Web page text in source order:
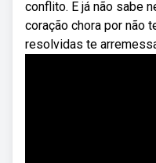
conflito. E já não sabe
coração chora por não
resolvidas te